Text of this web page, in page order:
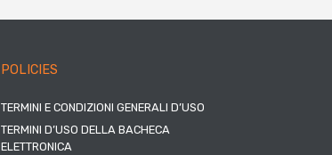
POLICIES
TERMINI E CONDIZIONI GENERALI D’USO
TERMINI D’USO DELLA BACHECA
ELETTRONICA